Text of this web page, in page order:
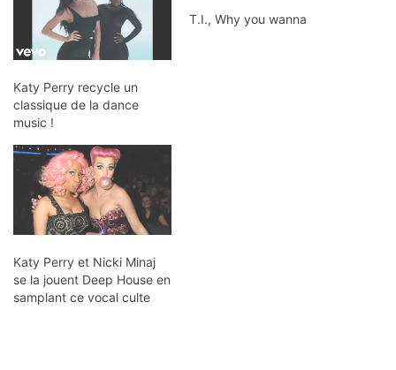
Katy Perry recycle un
classique de la dance
music !
T.I., Why you wanna
Katy Perry et Nicki Minaj
se la jouent Deep House en
samplant ce vocal culte